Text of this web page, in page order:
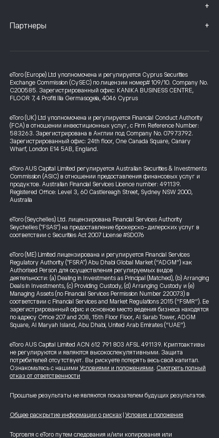
+
Партнеры +
eToro (Europe) Ltd уполномочена и регулируется Cyprus Securities
Exchange Commission (CySEC) по лицензии номер# 109/10. Company No.
C200585. Зарегистрированный офис: KANIKA BUSINESS CENTRE,
FLOOR 7, 4 Profiti Ilia Germasogeia, 4046 Cyprus
eToro (UK) Ltd уполномочена и регулируется Financial Conduct Authority
(FCA) в отношении инвестиционных услуг, с Firm Reference Number:
583263. Зарегистрирована в Англии под Company No. 07973792.
Зарегистрированный офис: 24th floor, One Canada Square, Canary
Wharf, London E14 5AB, England.
eToro AUS Capital Limited регулируется Australian Securities & Investments
Commission (ASIC) в отношении предоставления финансовых услуг и
продуктов. Australian Financial Services Licence number: 491139.
Registered Office: Level 3, 60 Castlereagh Street, Sydney NSW 2000,
Australia
eToro (Seychelles) Ltd. лицензирована Financial Services Authority
Seychelles ("FSAS") на предоставление брокерско-дилерских услуг в
соответствии с Securities Act 2007 License #SD076
eToro (ME) Limited лицензирована и регулируется Financial Services
Regulatory Authority ("FSRA") Abu Dhabi Global Market (“ADGM”) как
Authorised Person для осуществления регулируемых видов
деятельности: (a) Dealing in Investments as Principal (Matched), (b) Arranging
Deals in Investments, (c) Providing Custody, (d) Arranging Custody и (e)
Managing Assets (по Financial Services Permission Number 220073) в
соответствии с Financial Services and Market Regulations 2015 (“FSMR”). Ее
зарегистрированный офис и основное место ведения бизнеса находятся
по адресу Office 207 and 208, 15th Floor Floor, Al Sarab Tower, ADGM
Square, Al Maryah Island, Abu Dhabi, United Arab Emirates (“UAE”).
eToro AUS Capital Limited ACN 612 791 803 AFSL 491139. Криптоактивы
не регулируются и являются высокоспекулятивными. Защита
потребителей отсутствует. Вы рискуете потерять весь свой капитал.
Ознакомьтесь с нашими Условиями и положениями. Смотреть полный
отказ от ответственности
Прошлые результаты не являются показателем будущих результатов.
Общее раскрытие информации о рисках Условия и положения
Торговля с eToro путем следования и/или копирования или